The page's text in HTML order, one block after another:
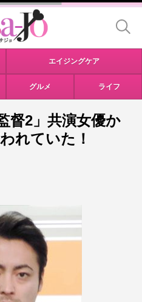
エイジングケア
グルメ ライフ
督2」共演女優か
れていた！